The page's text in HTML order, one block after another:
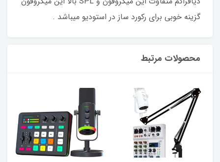
گزینه خوبی برای رکورد ساز در استودیو میباشد .
محصولات مرتبط